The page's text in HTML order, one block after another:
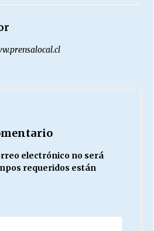
electrónico no será
requeridos están